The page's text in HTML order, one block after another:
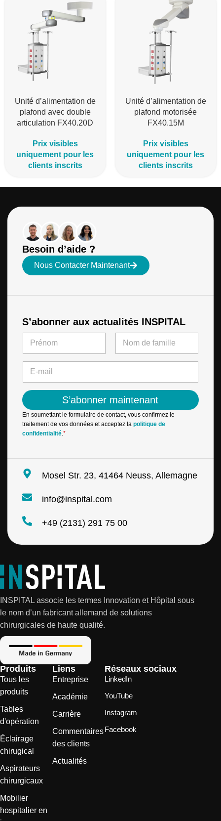
Unité d’alimentation de
plafond avec double
articulation FX40.20D
Prix visibles
uniquement pour les
clients inscrits
Unité d’alimentation de
plafond motorisée
FX40.15M
Prix visibles
uniquement pour les
clients inscrits
Besoin d’aide ?
Nous Contacter Maintenant
S’abonner aux actualités INSPITAL
m
e
*
m
a
i
l
*
S’abonner maintenant
En soumettant le formulaire de contact, vous confirmez le
traitement de vos données et acceptez la politique de
confidentialité *
Mosel Str. 23, 41464 Neuss, Allemagne
info@inspital.com
+49 (2131) 291 75 00
INSPITAL associe les termes Innovation et Hôpital sous
le nom d’un fabricant allemand de solutions
chirurgicales de haute qualité.
Produits
Tous les
produits
Tables
d'opération
Éclairage
chirugical
Aspirateurs
chirurgicaux
Mobilier
hospitalier en
Liens
Entreprise
Académie
Carrière
Commentaires
des clients
Actualités
Réseaux sociaux
LinkedIn
YouTube
Instagram
Facebook